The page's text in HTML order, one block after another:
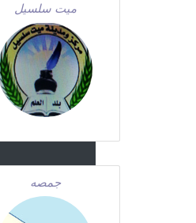
ميت سلسيل
جمصه